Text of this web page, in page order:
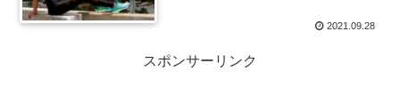
2021.09.28
スポンサーリンク